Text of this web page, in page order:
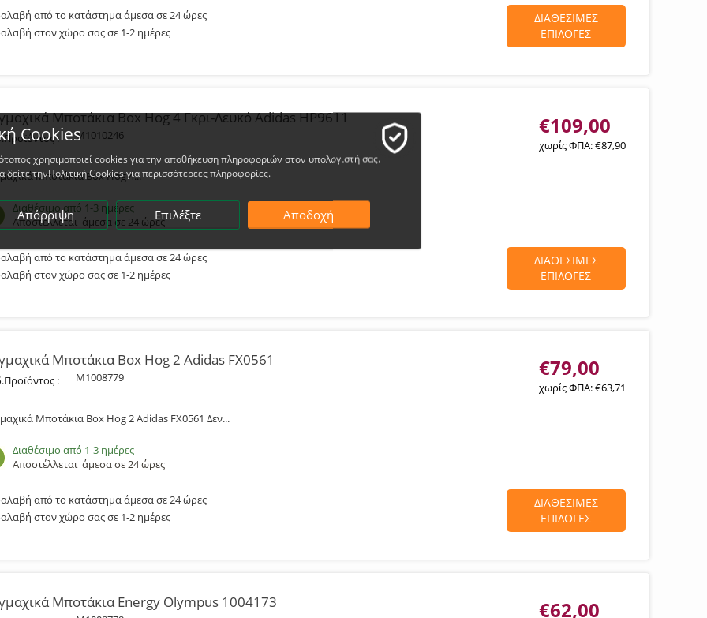
από το κατάστημα άμεσα σε 24 ώρες
στον χώρο σας σε 1-2 ημέρες
ΔΙΑΘΕΣΙΜΕΣ
ΕΠΙΛΟΓΕΣ
Μποτάκια Box Hog 4 Γκρι-Λευκό Adidas HP9611
: M1010246 €109,00
χωρίς ΦΠΑ:€87,90
Μποτάκια Box Hog 4...
Διαθέσιμο από 1-3 ημέρες
Αποστέλλεται άμεσα σε 24 ώρες
από το κατάστημα άμεσα σε 24 ώρες
στον χώρο σας σε 1-2 ημέρες
ΔΙΑΘΕΣΙΜΕΣ
ΕΠΙΛΟΓΕΣ
Μποτάκια Box Hog 2 Adidas FX0561
: M1008779 €79,00
χωρίς ΦΠΑ:€63,71
Μποτάκια Box Hog 2 Adidas FX0561 Δεν...
Διαθέσιμο από 1-3 ημέρες
Αποστέλλεταιάμεσα σε 24 ώρες
από το κατάστημα άμεσα σε 24 ώρες
στον χώρο σας σε 1-2 ημέρες
ΔΙΑΘΕΣΙΜΕΣ
ΕΠΙΛΟΓΕΣ
Μποτάκια Energy Olympus 1004173 €62,00
Cookies
χρησιμοποιεί cookies για την αποθήκευση πληροφοριών στον υπολογιστή σας.
δείτε τηνΠολιτική Cookiesγια περισσότερεες πληροφορίες.
Απόρριψη Επιλέξτε Αποδοχή